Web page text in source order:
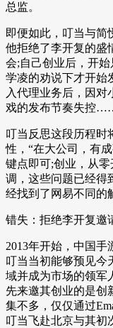
总监。
即便如此，叮当与简
他拒绝了李开复的盛
会;自己创业后，开
学凌的劝说下才开始
入代理业务后，因对
戏的发布节奏失控
叮当反思这段历程时
性，“在大公司，有
键点即可;创业，从
调，这些问题已经得
经找到了网易不同的
错失：拒绝李开复邀
2013年开始，中国
叮当当初能够预见今
域并成为市场的领军
先来邀其创业的是创
集不多，仅仅通过
叮当飞赴北京与其初